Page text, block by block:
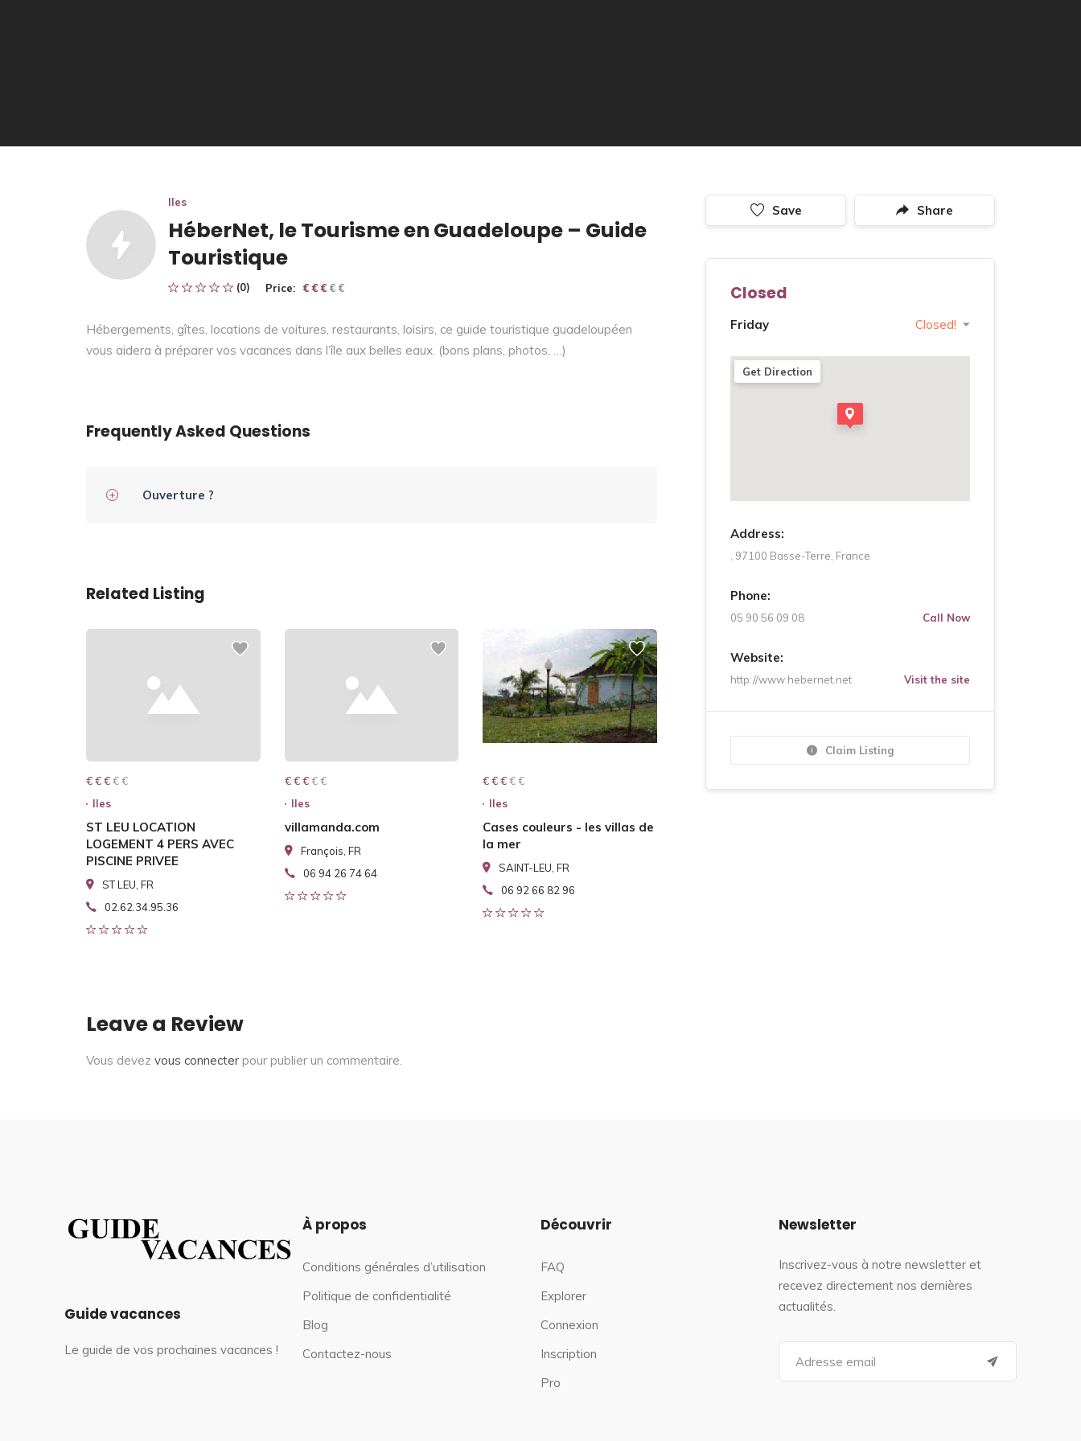
Iles
HéberNet, le Tourisme en Guadeloupe – Guide
Touristique
(0) Price: € € € € €
€ € €
Hébergements, gîtes, locations de voitures, restaurants, loisirs, ce guide touristique guadeloupéen
vous aidera à préparer vos vacances dans l’île aux belles eaux. (bons plans, photos, …)
Frequently Asked Questions
Ouverture ?
Related Listing
€ € € € €
€ € €
Iles
ST LEU LOCATION
LOGEMENT 4 PERS AVEC
PISCINE PRIVEE
ST LEU, FR
02.62.34.95.36
€ € € € €
€ € €
Iles
villamanda.com
François, FR
06 94 26 74 64
€ € € € €
€ € €
Iles
Cases couleurs - les villas de
la mer
SAINT-LEU, FR
06 92 66 82 96
Leave a Review
Vous devez vous connecter pour publier un commentaire.
Save Share
Closed
Friday Closed!
Get Direction
Address:
, 97100 Basse-Terre, France
Phone:
05 90 56 09 08 Call Now
Website:
http://www.hebernet.net Visit the site
Claim Listing
Guide vacances
Le guide de vos prochaines vacances !
À propos
Conditions générales d’utilisation
Politique de confidentialité
Blog
Contactez-nous
Découvrir
FAQ
Explorer
Connexion
Inscription
Pro
Newsletter
Inscrivez-vous à notre newsletter et
recevez directement nos dernières
actualités.
a